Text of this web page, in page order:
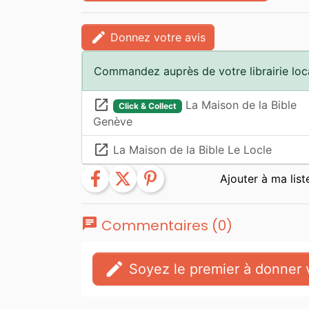
edit Donnez votre avis
Commandez auprès de votre librairie
launch Click & Collect La Maison de la Bible
Genève
launch La Maison de la Bible Le Locle
facebook twitter pinterest
chat Commentaires (0)
edit Soyez le premier à donner